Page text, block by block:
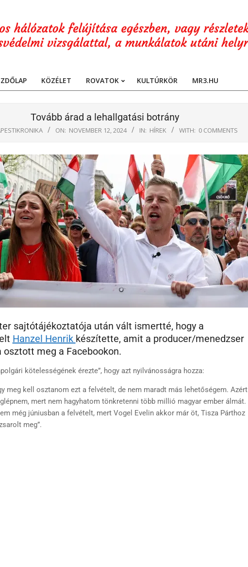
Primary
KÖZÉLET ROVATOK KULTÚRKÖR MR3.HU
Tovább árad a lehallgatási botrány
ON: NOVEMBER 12, 2024 IN: HÍREK WITH: 0 COMMENTS
sajtótájékoztatója után vált ismertté, hogy a
Hanzel Henrik készítette, amit a producer/menedzser
osztott meg a Facebookon.
kötelességének érezte”, hogy azt nyilvánosságra hozza:
meg kell osztanom ezt a felvételt, de nem maradt más lehetőségem. Azért
mert nem hagyhatom tönkretenni több millió magyar ember álmát.
még júniusban a felvételt, mert Vogel Evelin akkor már öt, Tisza Párthoz
meg”.